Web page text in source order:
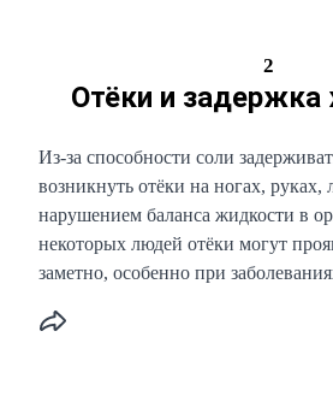
2
Отёки и задержка
Из-за способности соли
возникнуть отёки на ногах, руках,
нарушением баланса жидкости в
некоторых людей отёки могут
заметно, особенно при